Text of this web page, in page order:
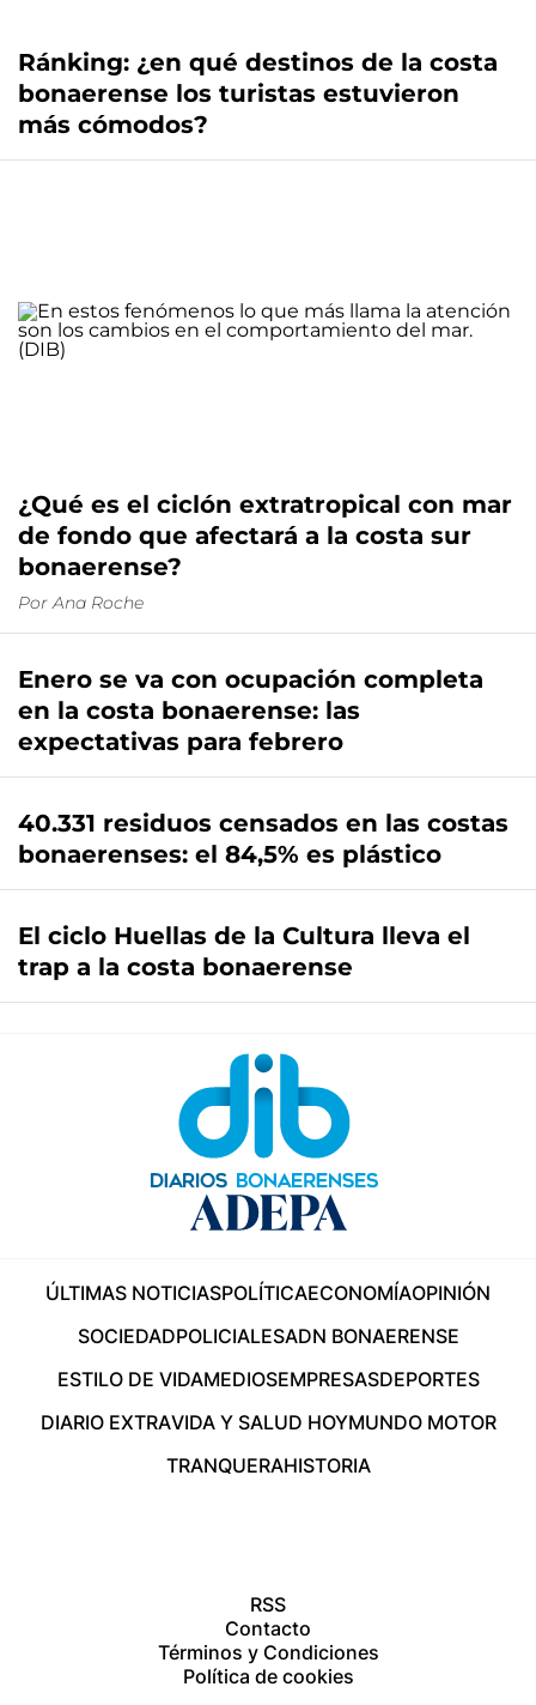
Ránking: ¿en qué destinos de la costa
bonaerense los turistas estuvieron
más cómodos?
¿Qué es el ciclón extratropical con mar
de fondo que afectará a la costa sur
bonaerense?
Por Ana Roche
Enero se va con ocupación completa
en la costa bonaerense: las
expectativas para febrero
40.331 residuos censados en las costas
bonaerenses: el 84,5% es plástico
El ciclo Huellas de la Cultura lleva el
trap a la costa bonaerense
ÚLTIMAS NOTICIASPOLÍTICAECONOMÍAOPINIÓN
SOCIEDADPOLICIALESADN BONAERENSE
ESTILO DE VIDAMEDIOSEMPRESASDEPORTES
DIARIO EXTRAVIDA Y SALUD HOYMUNDO MOTOR
TRANQUERAHISTORIA
RSS
Contacto
Términos y Condiciones
Política de cookies